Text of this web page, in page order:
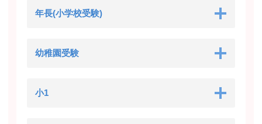
年長(小学校受験)
幼稚園受験
小1